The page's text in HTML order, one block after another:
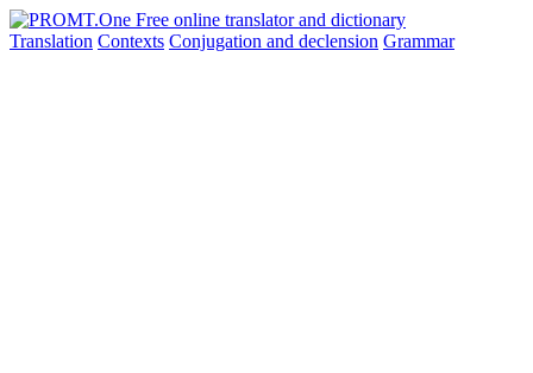
Translation Contexts Conjugation and declension Grammar